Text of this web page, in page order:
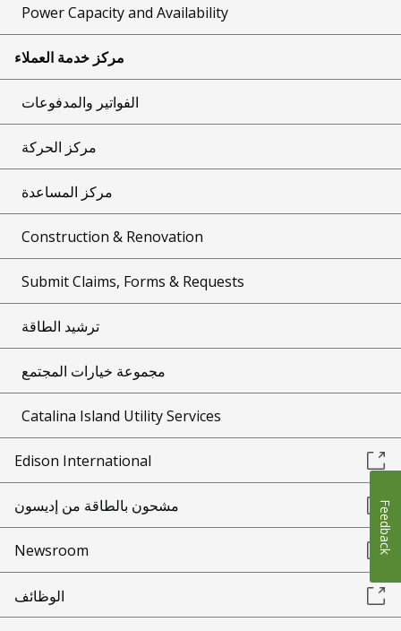
Power Capacity and Availability
مركز خدمة العملاء
الفواتير والمدفوعات
مركز الحركة
مركز المساعدة
Construction & Renovation
Submit Claims, Forms & Requests
ترشيد الطاقة
مجموعة خيارات المجتمع
Catalina Island Utility Services
Edison International
مشحون بالطاقة من إديسون
Newsroom
الوظائف
Feedback